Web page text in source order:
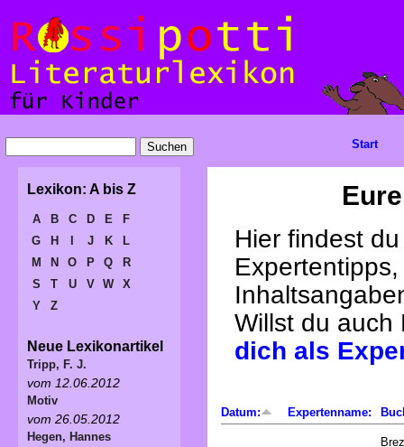
Hier findest
Willst du
dich als
Datum: Expertenname:
Start
Lexikon: A bis Z
A B C D E
F
G
H J K
L
M
N O P Q
R
S
T U V W
X
Y
Z
Neue Lexikonartikel
Tripp, F. J.
vom 12.06.2012
Motiv
vom 26.05.2012
Hegen, Hannes